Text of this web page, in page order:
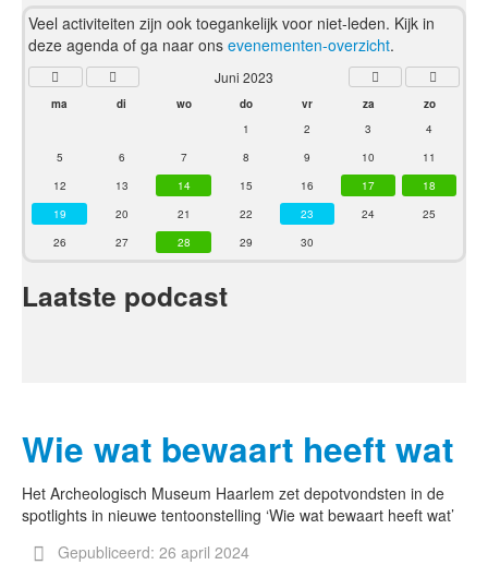
Veel activiteiten zijn ook toegankelijk voor niet-leden. Kijk in
deze agenda of ga naar ons evenementen-overzicht.
Juni 2023
ma di wo do vr za
zo
1
2 3
4
5
6 7 8 9 10
11
12
13 14 15 16 17
18
19
20 21 22 23 24
25
26
27 28 29 30
Laatste podcast
Wie wat bewaart heeft wat
Het Archeologisch Museum Haarlem zet depotvondsten in de
spotlights in nieuwe tentoonstelling ‘Wie wat bewaart heeft wat’
Gepubliceerd: 26 april 2024